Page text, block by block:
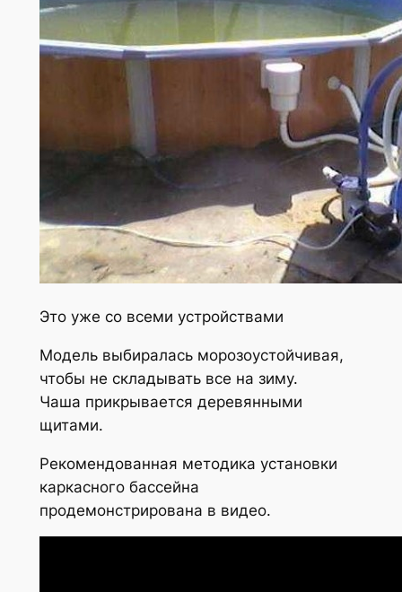
Это уже со всеми устройствами
Модель выбиралась морозоустойчивая,
чтобы не складывать все на зиму.
Чаша прикрывается деревянными
щитами.
Рекомендованная методика установки
каркасного бассейна
продемонстрирована в видео.